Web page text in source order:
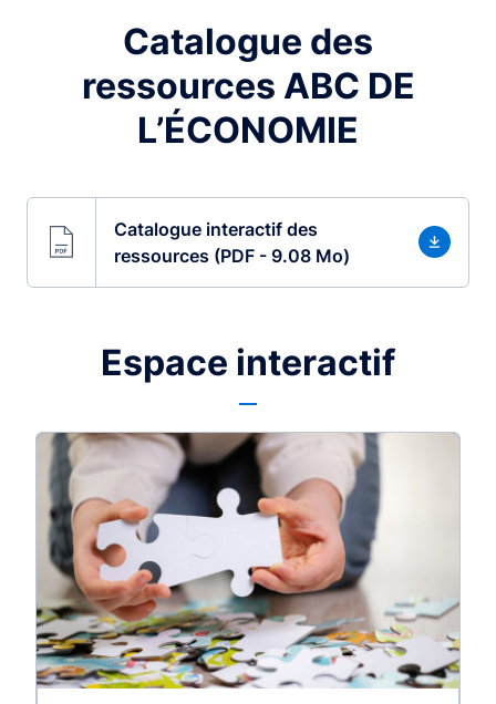
Catalogue des
ressources ABC DE
L’ÉCONOMIE
Catalogue interactif des
ressources (PDF - 9.08 Mo)
Espace interactif